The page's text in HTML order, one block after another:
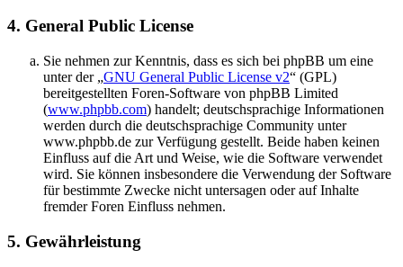
4. General Public License
Sie nehmen zur Kenntnis, dass es sich bei phpBB um eine
unter der „GNU General Public License v2“ (GPL)
bereitgestellten Foren-Software von phpBB Limited
(www.phpbb.com) handelt; deutschsprachige Informationen
werden durch die deutschsprachige Community unter
www.phpbb.de zur Verfügung gestellt. Beide haben keinen
Einfluss auf die Art und Weise, wie die Software verwendet
wird. Sie können insbesondere die Verwendung der Software
für bestimmte Zwecke nicht untersagen oder auf Inhalte
fremder Foren Einfluss nehmen.
5. Gewährleistung